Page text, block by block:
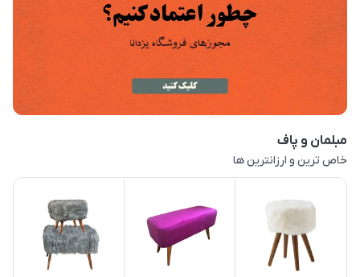
مبلمان و پاف
خاص ترین و ارزانترین ها